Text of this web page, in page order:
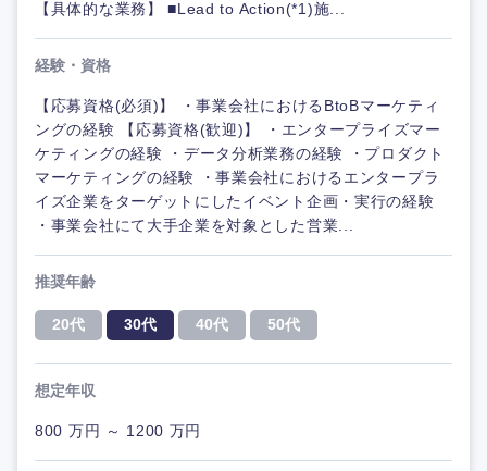
【具体的な業務】 ■Lead to Action(*1)施...
経験・資格
【応募資格(必須)】 ・事業会社におけるBtoBマーケティ
ングの経験 【応募資格(歓迎)】 ・エンタープライズマー
ケティングの経験 ・データ分析業務の経験 ・プロダクト
マーケティングの経験 ・事業会社におけるエンタープラ
イズ企業をターゲットにしたイベント企画・実行の経験
・事業会社にて大手企業を対象とした営業...
推奨年齢
20代 30代 40代 50代
想定年収
800 万円 ～ 1200 万円